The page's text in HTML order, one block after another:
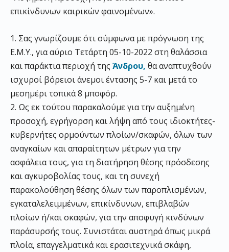
επικίνδυνων καιρικών φαινομένων».
1. Σας γνωρίζουμε ότι σύμφωνα με πρόγνωση της
Ε.Μ.Υ., για αύριο Τετάρτη 05-10-2022 στη θαλάσσια
και παράκτια περιοχή της Άνδρου, θα αναπτυχθούν
ισχυροί βόρειοι άνεμοι έντασης 5-7 και μετά το
μεσημέρι τοπικά 8 μποφόρ.
2. Ως εκ τούτου παρακαλούμε για την αυξημένη
προσοχή, εγρήγορση και λήψη από τους ιδιοκτήτες-
κυβερνήτες ορμούντων πλοίων/σκαφών, όλων των
αναγκαίων και απαραίτητων μέτρων για την
ασφάλεια τους, για τη διατήρηση θέσης πρόσδεσης
και αγκυροβολίας τους, και τη συνεχή
παρακολούθηση θέσης όλων των παροπλισμένων,
εγκαταλελειμμένων, επικίνδυνων, επιβλαβών
πλοίων ή/και σκαφών, για την αποφυγή κινδύνων
παράσυρσής τους. Συνιστάται αυστηρά όπως μικρά
πλοία, επαγγελματικά και ερασιτεχνικά σκάφη,